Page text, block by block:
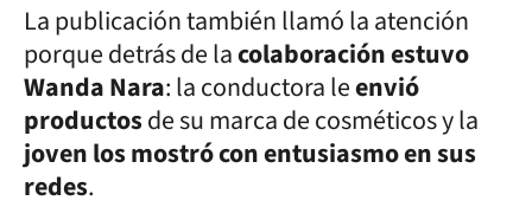
La publicación también llamó la atención
porque detrás de lacolaboración estuvo
Wanda Nara: la conductora leenvió
productosde su marca de cosméticos y la
joven los mostró con entusiasmo en sus
redes.